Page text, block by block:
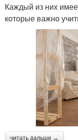
Каждый из них
которые важно
читать дальше →